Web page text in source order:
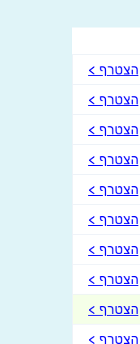
הצטרף >
הצטרף >
הצטרף >
הצטרף >
הצטרף >
הצטרף >
הצטרף >
הצטרף >
הצטרף >
הצטרף >